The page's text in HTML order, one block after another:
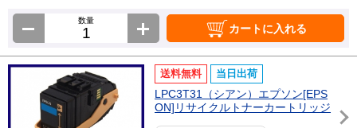
数量
カートに入れる
送料無料 当日出荷
LPC3T31（シアン）エプソン[EPS
ON]リサイクルトナーカートリッジ